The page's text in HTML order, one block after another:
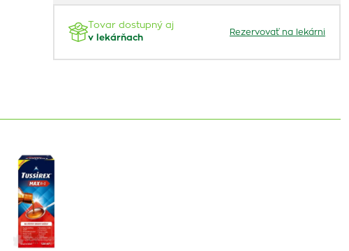
Tovar dostupný aj
v lekárňach
Rezervovať na lekárni